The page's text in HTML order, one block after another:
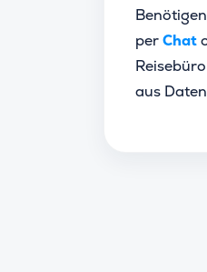
perChat
aus